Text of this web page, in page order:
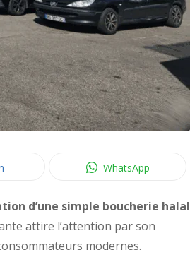
WhatsApp
d’une simple boucherie halal
attire l’attention par son
modernes.